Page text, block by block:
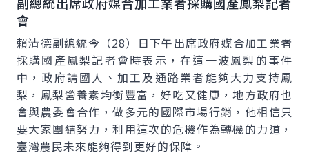
會
賴清德副總統今（28）日下午出席政府媒合加工業者
採購國產鳳梨記者會時表示，在這一波鳳梨的事件
中，政府請國人、加工及通路業者能夠大力支持鳳
梨，鳳梨營養素均衡豐富，好吃又健康，地方政府也
會與農委會合作，做多元的國際市場行銷，他相信只
要大家團結努力，利用這次的危機作為轉機的力道，
臺灣農民未來能夠得到更好的保障。